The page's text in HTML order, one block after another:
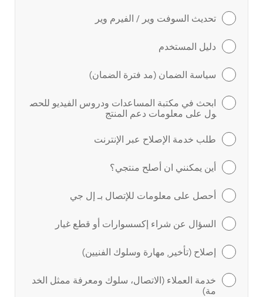
تحديث السوفت وير / الفيرم وير
دليل المستخدم
سياسة الضمان (مد فترة الضمان)
ابحث في مكتبة المساعدات ودروس الفيديو للحص
ول على معلومات دعم المنتج
طلب خدمة الإصلاح عبر الإنترنت
أين يمكنني ان أصلح منتجي؟
أحصل على معلومات للإتصال بـ إل جي
السؤال عن شراء إكسسوارات أو قطع غيار
إصلاح (تأخير, مهارة وسلوك الفنيين)
خدمة العملاء (الاتصال، سلوك ومعرفة ممثل الخد
مة)